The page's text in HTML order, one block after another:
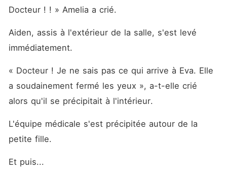
Docteur ! ! » Amelia a crié.
Aiden, assis à l'extérieur de la salle, s'est levé
immédiatement.
« Docteur ! Je ne sais pas ce qui arrive à Eva. Elle
a soudainement fermé les yeux », a-t-elle crié
alors qu'il se précipitait à l'intérieur.
L'équipe médicale s'est précipitée autour de la
petite fille.
Et puis...